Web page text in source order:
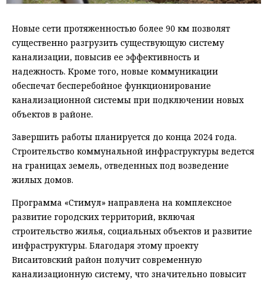
Новые сети протяженностью более 90 км позволят
существенно разгрузить существующую систему
канализации, повысив ее эффективность и
надежность. Кроме того, новые коммуникации
обеспечат бесперебойное функционирование
канализационной системы при подключении новых
объектов в районе.
Завершить работы планируется до конца 2024 года.
Строительство коммунальной инфраструктуры ведется
на границах земель, отведенных под возведение
жилых домов.
Программа «Стимул» направлена на комплексное
развитие городских территорий, включая
строительство жилья, социальных объектов и развитие
инфраструктуры. Благодаря этому проекту
Висаитовский район получит современную
канализационную систему, что значительно повысит